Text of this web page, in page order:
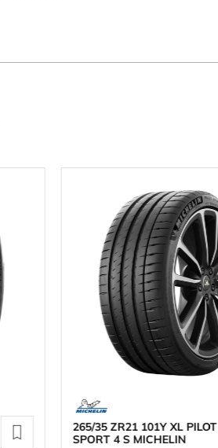
265/35 ZR21 101Y XL PILOT
SPORT 4 S MICHELIN